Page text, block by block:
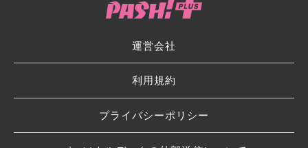
運営会社
利用規約
プライバシーポリシー